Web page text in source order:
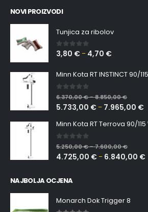
NOVI PROIZVODI
Tunjica za ribolov
0 out of 5
3,80 € – 4,70 €
Minn Kota RT INSTINCT 90/
0 out of 5
6.370,00€–8.850,00€
5.733,00 € – 7.965,00 €
Minn Kota RT Terrova 90/115
0 out of 5
5.250,00€–7.600,00€
4.725,00 € – 6.840,00 €
NAJBOLJA OCJENA
Monarch Dok Trigger 8